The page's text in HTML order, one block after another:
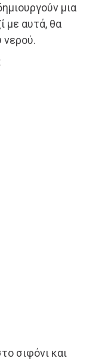
μια
με αυτά, θα
νερού.
σιφόνι και